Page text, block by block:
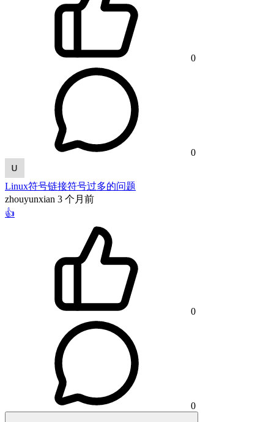
0
0
Linux符号链接符号过多的问题
zhouyunxian 3 个月前
👍
0
0